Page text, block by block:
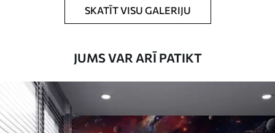
Tapetes var viegli notīrīt ar mīkstu sūkli.
Tapetes ar lakas pārklājumu var tīrīt ar
Viengabala lietojums
Pieejamie materiāli
SKATĪT VISU GALERIJU
JUMS VAR ARĪ PATIKT